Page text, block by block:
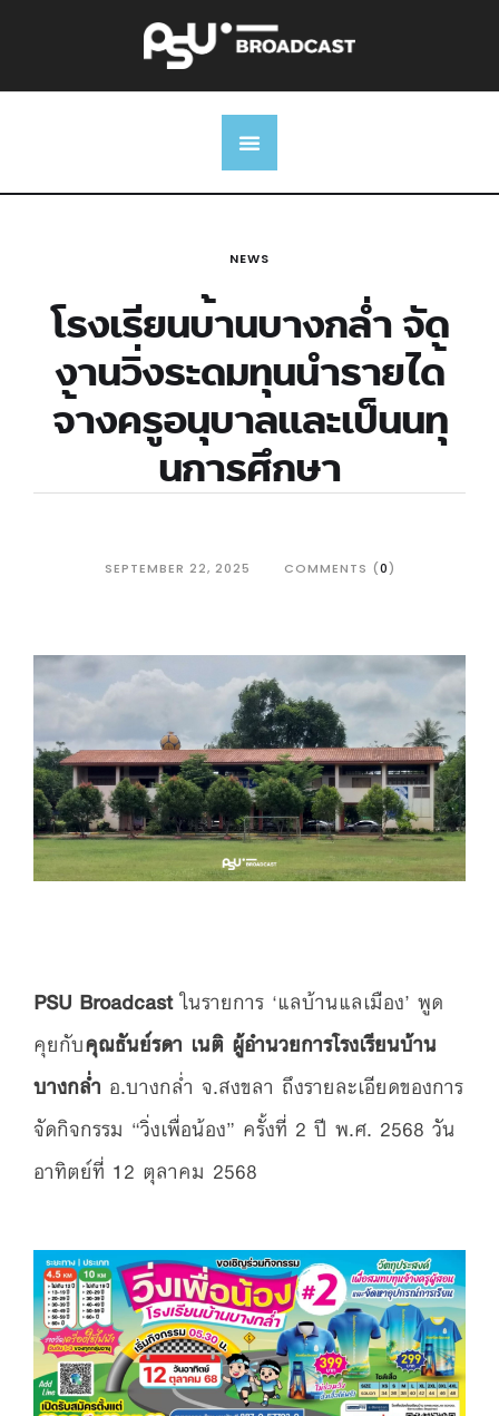
NEWS
โรงเรียนบ้านบางกล่ำ จัด
งานวิ่งระดมทุนนำรายได้
จ้างครูอนุบาลและเป็นนทุ
นการศึกษา
SEPTEMBER 22, 2025 COMMENTS (0)
PSU Broadcastในรายการ ‘แลบ้านแลเมือง’ พูด
คุยกับคุณธันย์รดา เนติ ผู้อำนวยการโรงเรียนบ้าน
บางกล่ำ อ.บางกล่ำ จ.สงขลา ถึงรายละเอียดของการ
จัดกิจกรรม “วิ่งเพื่อน้อง” ครั้งที่ 2 ปี พ.ศ. 2568 วัน
อาทิตย์ที่ 12 ตุลาคม 2568